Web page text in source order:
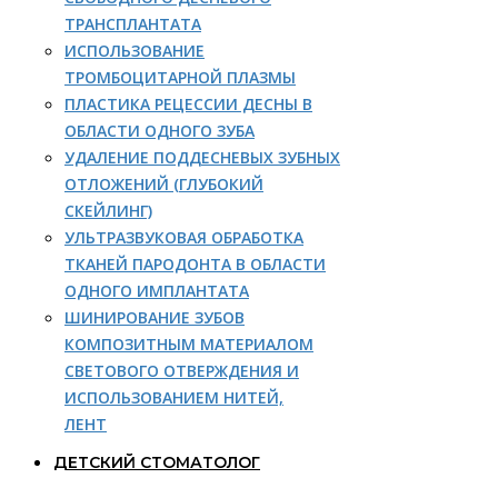
ТРАНСПЛАНТАТА
ИСПОЛЬЗОВАНИЕ
ТРОМБОЦИТАРНОЙ ПЛАЗМЫ
ПЛАСТИКА РЕЦЕССИИ ДЕСНЫ В
ОБЛАСТИ ОДНОГО ЗУБА
УДАЛЕНИЕ ПОДДЕСНЕВЫХ ЗУБНЫХ
ОТЛОЖЕНИЙ (ГЛУБОКИЙ
СКЕЙЛИНГ)
УЛЬТРАЗВУКОВАЯ ОБРАБОТКА
ТКАНЕЙ ПАРОДОНТА В ОБЛАСТИ
ОДНОГО ИМПЛАНТАТА
ШИНИРОВАНИЕ ЗУБОВ
КОМПОЗИТНЫМ МАТЕРИАЛОМ
СВЕТОВОГО ОТВЕРЖДЕНИЯ И
ИСПОЛЬЗОВАНИЕМ НИТЕЙ,
ЛЕНТ
ДЕТСКИЙ СТОМАТОЛОГ